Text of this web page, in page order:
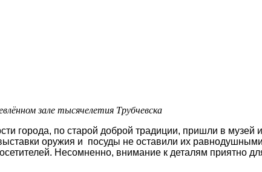
зале тысячелетия Трубчевска
города, по старой доброй традиции, пришли в музей
оружия и посуды не оставили их
Несомненно, внимание к деталям приятно